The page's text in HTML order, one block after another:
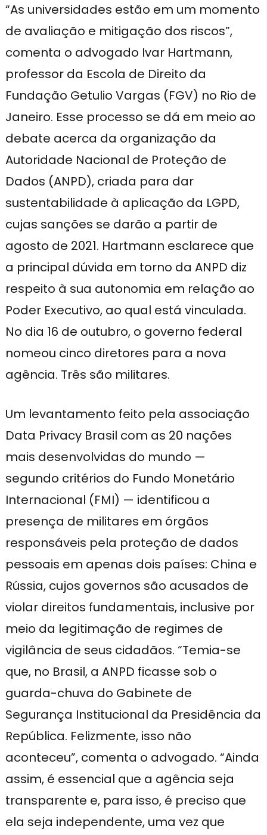
“As universidades estão em um momento
de avaliação e mitigação dos riscos”,
comenta o advogado Ivar Hartmann,
professor da Escola de Direito da
Fundação Getulio Vargas (FGV) no Rio de
Janeiro. Esse processo se dá em meio ao
debate acerca da organização da
Autoridade Nacional de Proteção de
Dados (ANPD), criada para dar
sustentabilidade à aplicação da LGPD,
cujas sanções se darão a partir de
agosto de 2021. Hartmann esclarece que
a principal dúvida em torno da ANPD diz
respeito à sua autonomia em relação ao
Poder Executivo, ao qual está vinculada.
No dia 16 de outubro, o governo federal
nomeou cinco diretores para a nova
agência. Três são militares.
Um levantamento feito pela associação
Data Privacy Brasil com as 20 nações
mais desenvolvidas do mundo —
segundo critérios do Fundo Monetário
Internacional (FMI) — identificou a
presença de militares em órgãos
responsáveis pela proteção de dados
pessoais em apenas dois países: China e
Rússia, cujos governos são acusados de
violar direitos fundamentais, inclusive por
meio da legitimação de regimes de
vigilância de seus cidadãos. “Temia-se
que, no Brasil, a ANPD ficasse sob o
guarda-chuva do Gabinete de
Segurança Institucional da Presidência da
República. Felizmente, isso não
aconteceu”, comenta o advogado. “Ainda
assim, é essencial que a agência seja
transparente e, para isso, é preciso que
ela seja independente, uma vez que